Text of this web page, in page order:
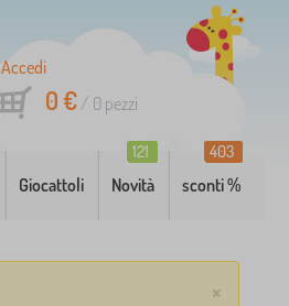
Accedi
0 €/ 0 pezzi
Giocattoli Novità
121
sconti %
403
×